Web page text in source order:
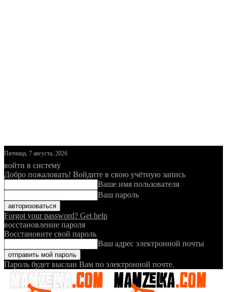
Пятница, 7 августа, 2026
войти в систему
Добро пожаловать! Войдите в свою учётную запись
Ваше имя пользователя
Ваш пароль
Forgot your password? Get help
восстановление пароля
Восстановите свой пароль
Ваш адрес электронной почты
Пароль будет выслан Вам по электронной почте.